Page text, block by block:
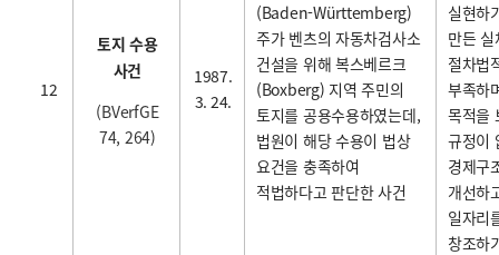
12
토지 수용
사건
(BVerfGE
74, 264)
1987.
3. 24.
(Baden-Württemberg)
주가 벤츠의 자동차검사소
건설을 위해 복스베르크
(Boxberg) 지역 주민의
토지를 공용수용하였는데,
법원이 해당 수용이 법상
요건을 충족하여
적법하다고 판단한 사건
실현하
만든
절차법
부족하
목적을
규정이
경제구
개선하
일자리
창조하